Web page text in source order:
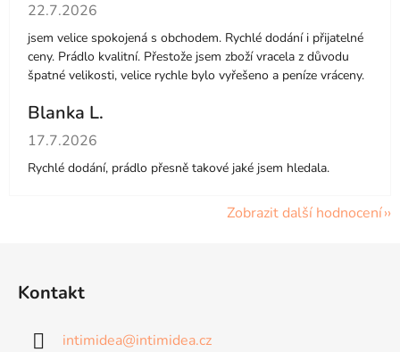
Hodnocení obchodu je 5 z 5 hvězdiček.
22.7.2026
jsem velice spokojená s obchodem. Rychlé dodání i přijatelné
ceny. Prádlo kvalitní. Přestože jsem zboží vracela z důvodu
špatné velikosti, velice rychle bylo vyřešeno a peníze vráceny.
Blanka L.
Hodnocení obchodu je 5 z 5 hvězdiček.
17.7.2026
Rychlé dodání, prádlo přesně takové jaké jsem hledala.
Zobrazit další hodnocení
Kontakt
intimidea@intimidea.cz